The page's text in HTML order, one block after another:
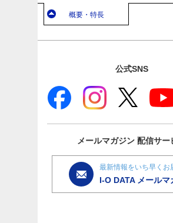
概要・特長
公式SNS
メールマガジン 配信サー
最新情報をいち早くお
I-O DATA メールマ